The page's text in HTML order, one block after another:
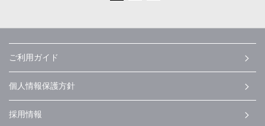
ご利用ガイド
個人情報保護方針
採用情報